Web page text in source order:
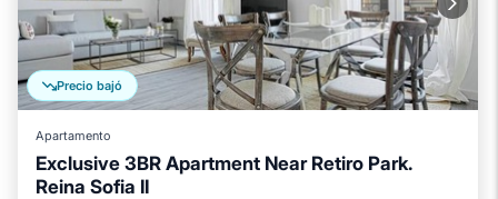
Precio bajó
Apartamento
Exclusive 3BR Apartment Near Retiro Park.
Reina Sofia II